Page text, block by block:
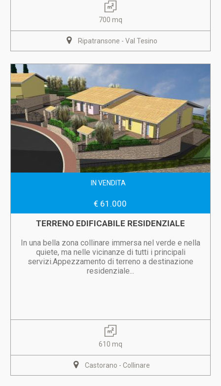
700 mq
Ripatransone - Val Tesino
IN VENDITA
€ 61.000
TERRENO EDIFICABILE RESIDENZIALE
In una bella zona collinare immersa nel verde e nella
quiete, ma nelle vicinanze di tutti i principali
servizi.Appezzamento di terreno a destinazione
residenziale...
610 mq
Castorano - Collinare